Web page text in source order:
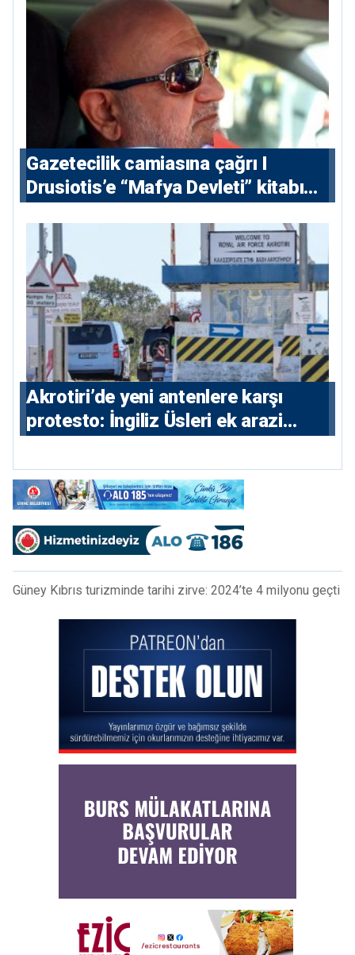
Gazetecilik camiasına çağrı I
⁠Drusiotis’e “Mafya Devleti” kitabı
⁠Akrotiri’de yeni antenlere karşı
protesto: İngiliz Üsleri ek arazi
Güney Kıbrıs turizminde tarihi zirve: 2024’te 4 milyonu geçti